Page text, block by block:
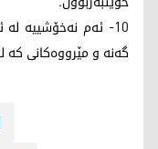
10- ئەم نەخۆشییە
گەنە و مێرووەکانی کە